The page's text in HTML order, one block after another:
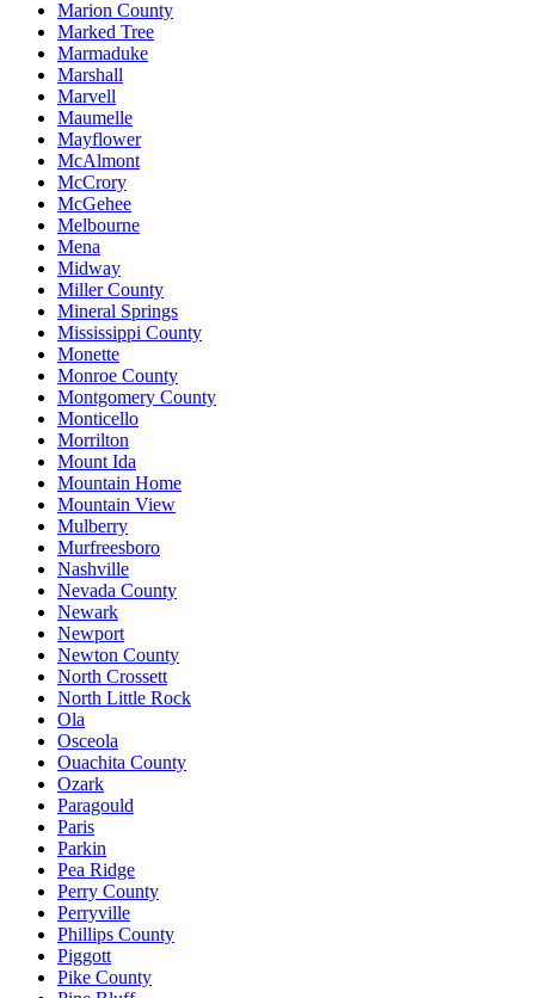
Marion County
Marked Tree
Marmaduke
Marshall
Marvell
Maumelle
Mayflower
McAlmont
McCrory
McGehee
Melbourne
Mena
Midway
Miller County
Mineral Springs
Mississippi County
Monette
Monroe County
Montgomery County
Monticello
Morrilton
Mount Ida
Mountain Home
Mountain View
Mulberry
Murfreesboro
Nashville
Nevada County
Newark
Newport
Newton County
North Crossett
North Little Rock
Ola
Osceola
Ouachita County
Ozark
Paragould
Paris
Parkin
Pea Ridge
Perry County
Perryville
Phillips County
Piggott
Pike County